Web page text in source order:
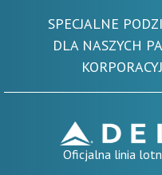
SPECJALNE
DLA NASZYCH
Oficjalna linia